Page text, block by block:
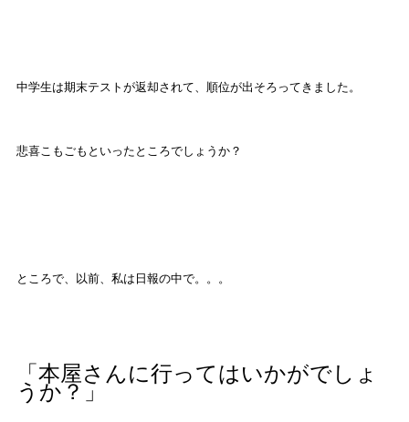
中学生は期末テストが返却されて、順位が出そろってきました。
悲喜こもごもといったところでしょうか？
ところで、以前、私は日報の中で。。。
「本屋さんに行ってはいかがでしょ
うか？」